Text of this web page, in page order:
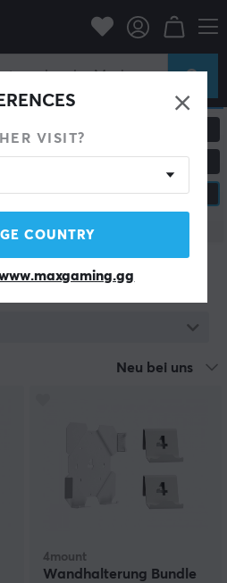
VISIT?
COUNTRY
KONSOLE & ZUBEHÖR
Neu bei uns
4mount
Wandhalterung Bundle